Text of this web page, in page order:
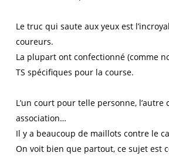
Le truc qui saute aux yeux est
coureurs.
La plupart ont confectionné (comme
TS spécifiques pour la course.
L’un court pour telle personne,
association…
Il y a beaucoup de maillots contre le
On voit bien que partout, ce sujet est